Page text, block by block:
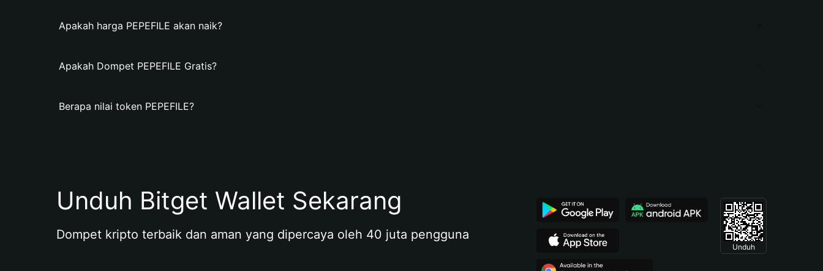
Apakah harga PEPEFILE akan naik?
Apakah Dompet PEPEFILE Gratis?
Berapa nilai token PEPEFILE?
Unduh Bitget Wallet Sekarang
Dompet kripto terbaik dan aman yang dipercaya oleh 40 juta pengguna
Unduh